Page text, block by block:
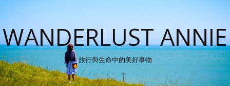
WANDERLUST ANNIE
旅行與生命中的美好事物